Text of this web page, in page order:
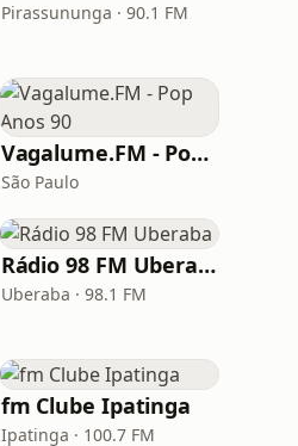
Pirassununga · 90.1 FM
Vagalume.FM - Pop Anos 90
São Paulo
Rádio 98 FM Uberaba
Uberaba · 98.1 FM
fm Clube Ipatinga
Ipatinga · 100.7 FM